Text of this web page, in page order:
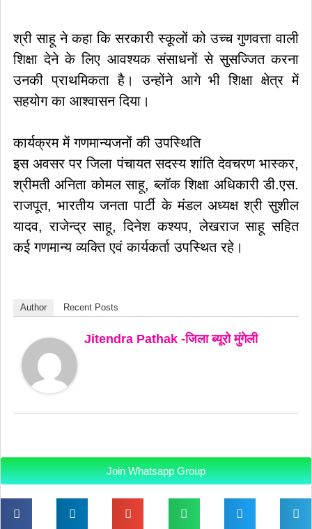
श्री साहू ने कहा कि सरकारी स्कूलों को उच्च गुणवत्ता वाली
शिक्षा देने के लिए आवश्यक संसाधनों से सुसज्जित करना
उनकी प्राथमिकता है। उन्होंने आगे भी शिक्षा क्षेत्र में
सहयोग का आश्वासन दिया।
कार्यक्रम में गणमान्यजनों की उपस्थिति
इस अवसर पर जिला पंचायत सदस्य शांति देवचरण भास्कर,
श्रीमती अनिता कोमल साहू, ब्लॉक शिक्षा अधिकारी डी.एस.
राजपूत, भारतीय जनता पार्टी के मंडल अध्यक्ष श्री सुशील
यादव, राजेन्द्र साहू, दिनेश कश्यप, लेखराज साहू सहित
कई गणमान्य व्यक्ति एवं कार्यकर्ता उपस्थित रहे।
Author Recent Posts
Jitendra Pathak -जिला ब्यूरो मुंगेली
Join Whatsapp Group